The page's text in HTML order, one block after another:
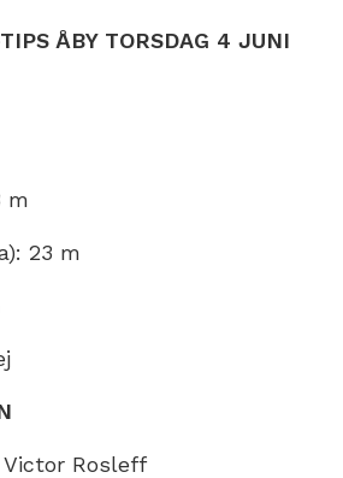
ÅBY TORSDAG 4 JUNI
m
23 m
Victor Rosleff